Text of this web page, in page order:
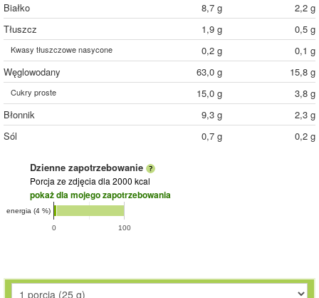
Białko
8,7 g
2,2 g
Tłuszcz
1,9 g 0,5 g
Kwasy tłuszczowe nasycone 0,2 g
0,1 g
Węglowodany
63,0 g 15,8 g
Cukry proste 15,0 g
3,8 g
Błonnik
9,3 g
2,3 g
Sól
0,7 g 0,2 g
Dzienne zapotrzebowanie
Porcja ze zdjęcia dla 2000 kcal
pokaż dla mojego zapotrzebowania
0 100
energia (4 %)